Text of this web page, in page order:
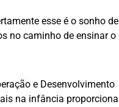
esse é o sonho de
no caminho de ensinar o
e Desenvolvimento
na infância proporciona